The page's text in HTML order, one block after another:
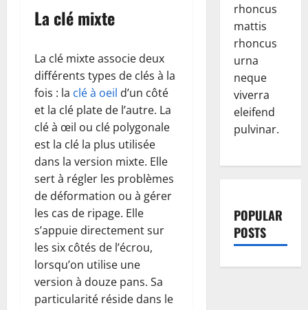
La clé mixte
La clé mixte associe deux
différents types de clés à la
fois : la clé à oeil d’un côté
et la clé plate de l’autre. La
clé à œil ou clé polygonale
est la clé la plus utilisée
dans la version mixte. Elle
sert à régler les problèmes
de déformation ou à gérer
les cas de ripage. Elle
s’appuie directement sur
les six côtés de l’écrou,
lorsqu’on utilise une
version à douze pans. Sa
particularité réside dans le
rhoncus
mattis
rhoncus
urna
neque
viverra
eleifend
pulvinar.
POPULAR
POSTS